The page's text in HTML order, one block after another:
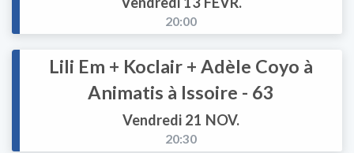
20:00
Lili Em + Koclair + Adèle Coyo à
Animatis à Issoire - 63
Vendredi 21 NOV.
20:30